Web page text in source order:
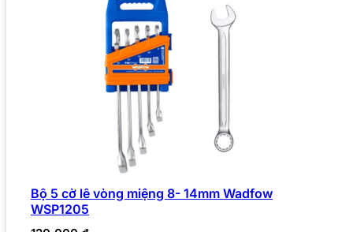
Bộ 5 cờ lê vòng miệng 8- 14mm Wadfow
WSP1205